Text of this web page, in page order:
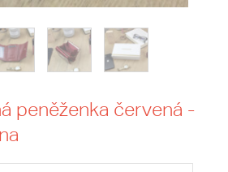
peněženka červená -